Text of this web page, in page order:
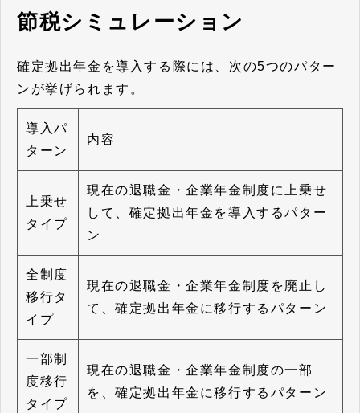
節税シミュレーション
確定拠出年金を導入する際には、次の5つのパター
ンが挙げられます。
導入パ
ターン
内容
上乗せ
タイプ
現在の退職金・企業年金制度に上乗せ
して、確定拠出年金を導入するパター
ン
全制度
移行タ
イプ
現在の退職金・企業年金制度を廃止し
て、確定拠出年金に移行するパターン
一部制
度移行
タイプ
現在の退職金・企業年金制度の一部
を、確定拠出年金に移行するパターン